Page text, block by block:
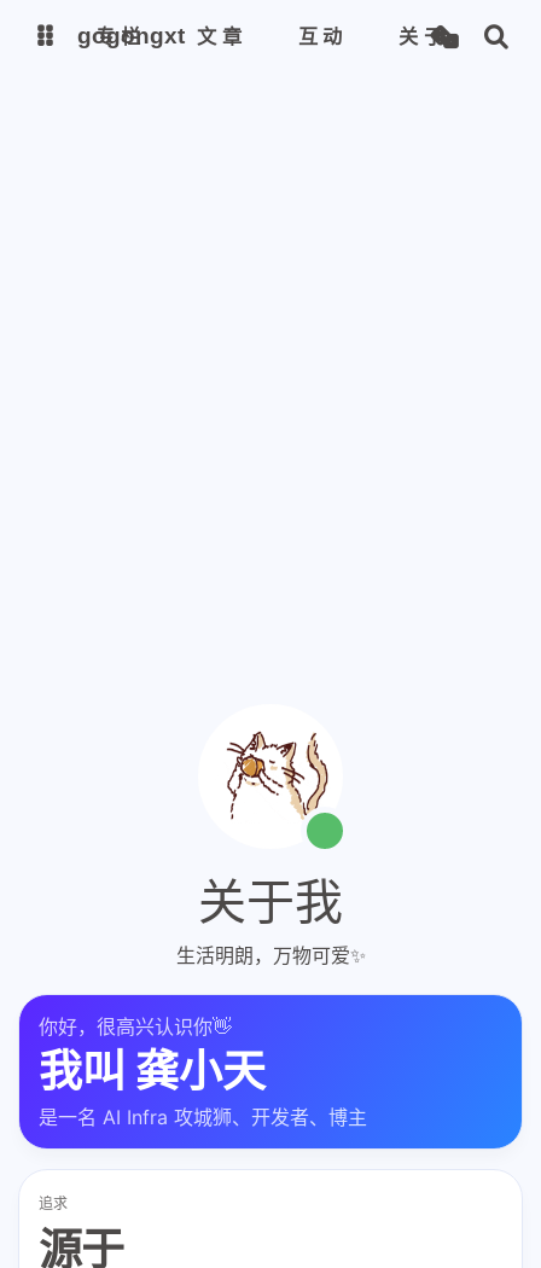
gogongxt
关于我
生活明朗，万物可爱✨
你好，很高兴认识你👋
我叫 龚小天
是一名 AI Infra 攻城狮、开发者、博主
追求
源于
gogongxt
专栏 文章 互动 关于